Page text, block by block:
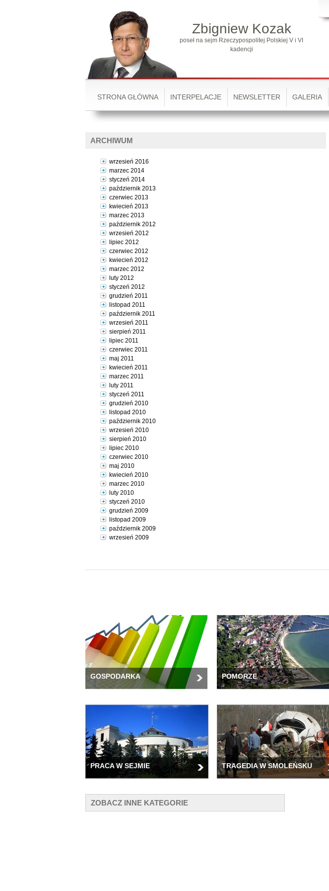
Zbigniew Kozak
poseł na sejm Rzeczypospolitej Polskiej V i VI
kadencji
STRONA GŁÓWNA INTERPELACJE NEWSLETTER GALERIA
ARCHIWUM
wrzesień 2016
marzec 2014
styczeń 2014
październik 2013
czerwiec 2013
kwiecień 2013
marzec 2013
październik 2012
wrzesień 2012
lipiec 2012
czerwiec 2012
kwiecień 2012
marzec 2012
luty 2012
styczeń 2012
grudzień 2011
listopad 2011
październik 2011
wrzesień 2011
sierpień 2011
lipiec 2011
czerwiec 2011
maj 2011
kwiecień 2011
marzec 2011
luty 2011
styczeń 2011
grudzień 2010
listopad 2010
październik 2010
wrzesień 2010
sierpień 2010
lipiec 2010
czerwiec 2010
maj 2010
kwiecień 2010
marzec 2010
luty 2010
styczeń 2010
grudzień 2009
listopad 2009
październik 2009
wrzesień 2009
GOSPODARKA POMORZE
PRACA W SEJMIE TRAGEDIA W SMOLEŃSKU
ZOBACZ INNE KATEGORIE